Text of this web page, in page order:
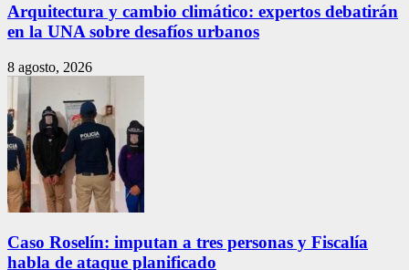
Arquitectura y cambio climático: expertos debatirán
en la UNA sobre desafíos urbanos
8 agosto, 2026
Caso Roselín: imputan a tres personas y Fiscalía
habla de ataque planificado